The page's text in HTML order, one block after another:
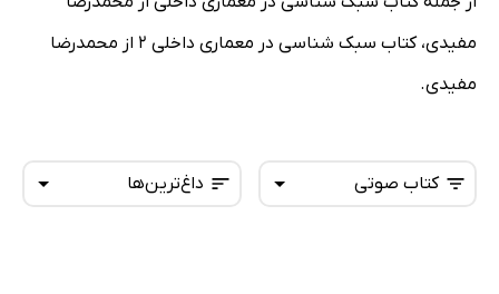
مفیدی، کتاب سبک شناسی در معماری داخلی 2 از محمدرضا
مفیدی.
داغ‌ترین‌ها کتاب صوتی